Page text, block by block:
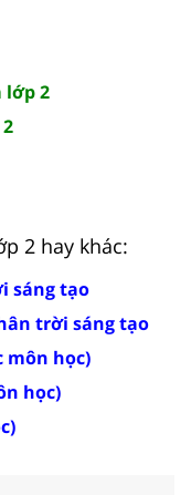
lớp 2
2 hay khác:
sáng tạo
trời sáng tạo
môn học)
học)